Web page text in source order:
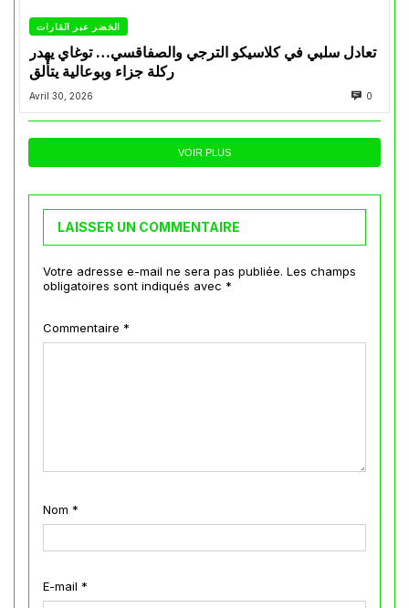
الخضر عبر القارات
تعادل سلبي في كلاسيكو الترجي والصفاقسي… توغاي يهدر
ركلة جزاء وبوعالية يتألق
Avril 30, 2026 0
VOIR PLUS
LAISSER UN COMMENTAIRE
Votre adresse e-mail ne sera pas publiée. Les champs
obligatoires sont indiqués avec *
Commentaire *
Nom *
E-mail *